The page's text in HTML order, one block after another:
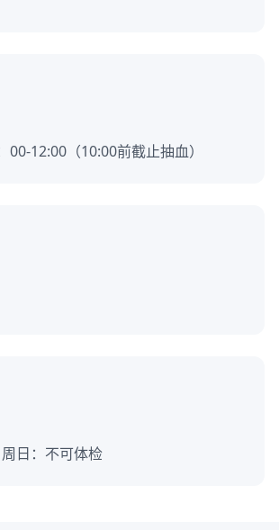
00-12:00（10:00前截止抽血）
日：不可体检